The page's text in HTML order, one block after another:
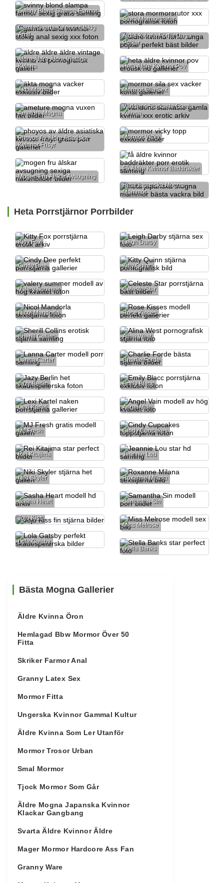
Svinny Blond Slampa Farmor
Stora Mormorsrutor
Gamla Svarta Kvinnor Stökig
Anal
Äldre Kvinna Förför Unga
Pojkar
Äldre Äldre Äldre Vintage
Kvinna
Heta Äldre Kvinnor Pov
Äkta Mogna Mormor Sila Sex
Ameture Mogna
Världens Starkaste Gamla
Kvinna
Phoyos Av Äldre Asiatiska
Kvinnor Frisyr
Mormor Vicky
Få Äldre Kvinnor Baddräkter
Mogen Fru Älskar Avsugning
Heta Japanska Mogna
Mammor
Heta Porrstjärnor Porrbilder
Kitty Fox Leigh Darby
Cindy Dee Kitty Quinn
Valery Summer Celeste Star
Nicol Mandorla Rose Kisses
Sherill Collins Alina West
Lanna Carter Charlie Forde
Jazy Berlin Emily Blacc
Lexi Kartel Angel Vain
MJ Fresh Cindy Cupcakes
Rei Kitajima Jeannie Lou
Niki Skyler Roxanne Milana
Sasha Heart Samantha Sin
Jojo Kiss
Miss Melrose
Lola Gatsby
Stella Banks
Bästa Mogna Gallerier
Äldre Kvinna Öron
Hemlagad Bbw Mormor Över 50
Fitta
Skriker Farmor Anal
Granny Latex Sex
Mormor Fitta
Ungerska Kvinnor Gammal Kultur
Äldre Kvinna Som Ler Utanför
Mormor Trosor Urban
Smal Mormor
Tjock Mormor Som Går
Äldre Mogna Japanska Kvinnor
Klackar Gangbang
Svarta Äldre Kvinnor Äldre
Mager Mormor Hardcore Ass Fan
Granny Ware